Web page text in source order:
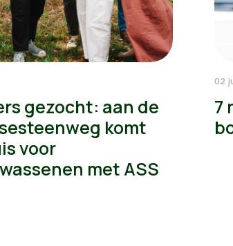
gezocht: aan de
komt
voor
met ASS
02
7